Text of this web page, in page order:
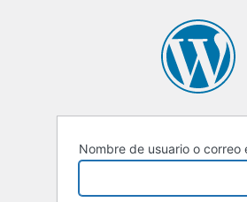
Nombre de usuario o correo